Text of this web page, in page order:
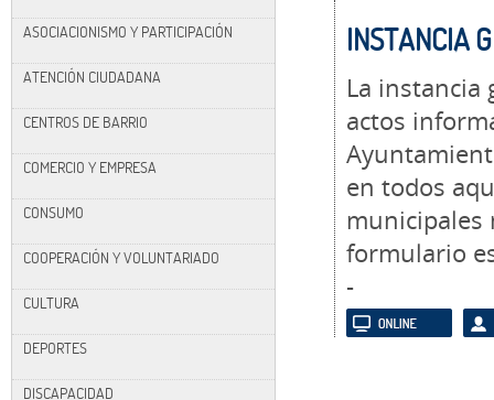
ASOCIACIONISMO Y PARTICIPACIÓN
ATENCIÓN CIUDADANA
CENTROS DE BARRIO
COMERCIO Y EMPRESA
CONSUMO
COOPERACIÓN Y VOLUNTARIADO
CULTURA
DEPORTES
DISCAPACIDAD
INSTANCIA
La instancia
actos
en todos
municipales
formulario
-